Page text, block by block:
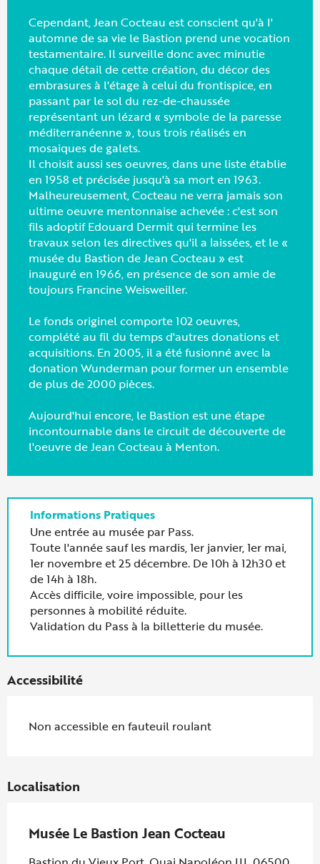
Cependant, Jean Cocteau est conscient qu'à I'
automne de sa vie le Bastion prend une vocation
testamentaire. Il surveille donc avec minutie
chaque détail de cette création, du décor des
embrasures à l'étage à celui du frontispice, en
passant par le sol du rez-de-chaussée
représentant un lézard « symbole de la paresse
méditerranéenne », tous trois réalisés en
mosaiques de galets.
Il choisit aussi ses oeuvres, dans une liste établie
en 1958 et précisée jusqu'à sa mort en 1963.
Malheureusement, Cocteau ne verra jamais son
ultime oeuvre mentonnaise achevée : c'est son
fils adoptif Edouard Dermit qui termine les
travaux selon les directives qu'il a laissées, et le «
musée du Bastion de Jean Cocteau » est
inauguré en 1966, en présence de son amie de
toujours Francine Weisweiller.
Le fonds originel comporte 102 oeuvres,
complété au fil du temps d'autres donations et
acquisitions. En 2005, il a été fusionné avec la
donation Wunderman pour former un ensemble
de plus de 2000 pièces.
Aujourd'hui encore, le Bastion est une étape
incontournable dans le circuit de découverte de
l'oeuvre de Jean Cocteau à Menton.
Une entrée au musée par Pass.
Toute l'année sauf les mardis, 1er janvier, 1er mai,
1er novembre et 25 décembre. De 10h à 12h30 et
de 14h à 18h.
Accès difficile, voire impossible, pour les
personnes à mobilité réduite.
Validation du Pass à la billetterie du musée.
Accessibilité
Non accessible en fauteuil roulant
Localisation
Musée Le Bastion Jean Cocteau